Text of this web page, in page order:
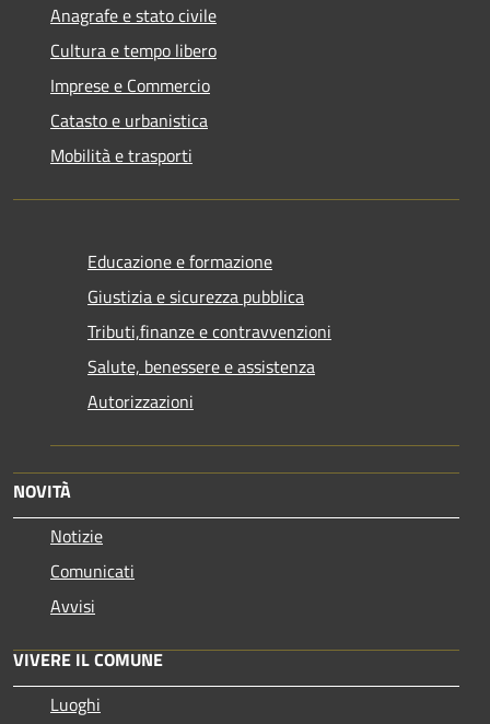
Anagrafe e stato civile
Cultura e tempo libero
Imprese e Commercio
Catasto e urbanistica
Mobilità e trasporti
Educazione e formazione
Giustizia e sicurezza pubblica
Tributi,finanze e contravvenzioni
Salute, benessere e assistenza
Autorizzazioni
NOVITÀ
Notizie
Comunicati
Avvisi
VIVERE IL COMUNE
Luoghi